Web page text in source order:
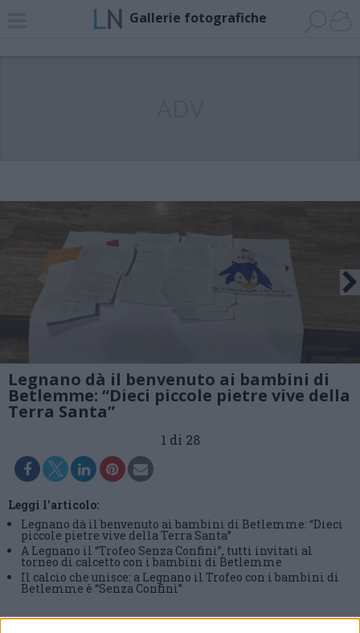
Gallerie fotografiche
Legnano dà il benvenuto ai bambini di
Betlemme: “Dieci piccole pietre vive della
Terra Santa”
1 di 28
Leggi l'articolo:
Legnano dà il benvenuto ai bambini di Betlemme: “Dieci
piccole pietre vive della Terra Santa”
A Legnano il “Trofeo Senza Confini”, tutti invitati al
torneo di calcetto con i bambini di Betlemme
Il calcio che unisce: a Legnano il Trofeo con i bambini di
Betlemme è “Senza Confini”